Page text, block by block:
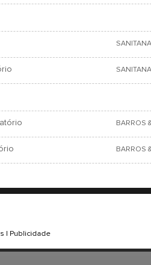
BARROS
BARROS
Publicidade